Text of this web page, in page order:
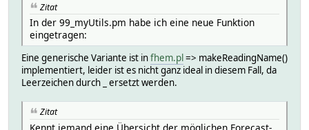
Zitat
In der 99_myUtils.pm habe ich eine neue Funktion
eingetragen:
Eine generische Variante ist infhem.pl => makeReadingName()
implementiert, leider ist es nicht ganz ideal in diesem Fall, da
Leerzeichen durch _ ersetzt werden.
Zitat